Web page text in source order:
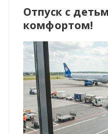
Отпуск с
комфортом!